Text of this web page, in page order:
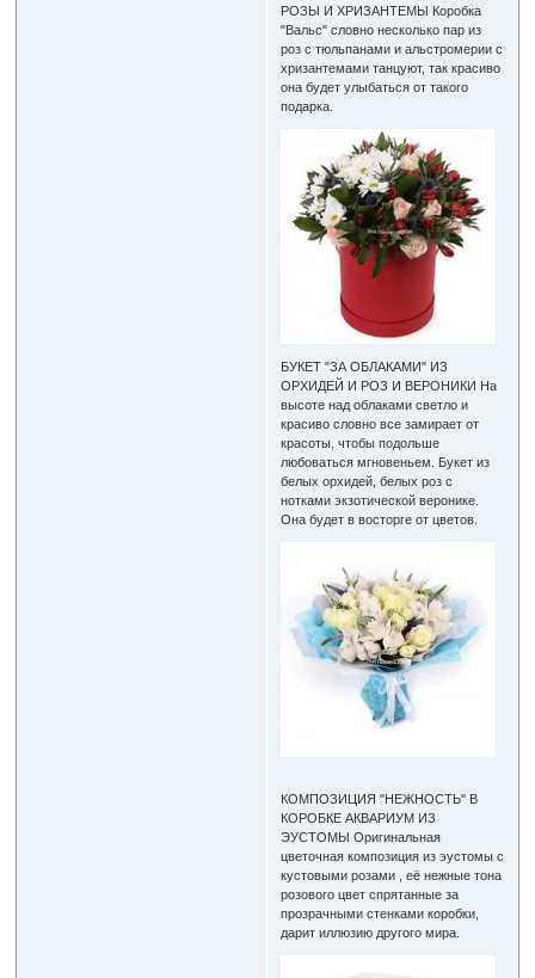
РОЗЫ И ХРИЗАНТЕМЫ Коробка
"Вальс" словно несколько пар из
роз с тюльпанами и альстромерии с
хризантемами танцуют, так красиво
она будет улыбаться от такого
подарка.
БУКЕТ "ЗА ОБЛАКАМИ" ИЗ
ОРХИДЕЙ И РОЗ И ВЕРОНИКИ На
высоте над облаками светло и
красиво словно все замирает от
красоты, чтобы подольше
любоваться мгновеньем. Букет из
белых орхидей, белых роз с
нотками экзотической веронике.
Она будет в восторге от цветов.
КОМПОЗИЦИЯ "НЕЖНОСТЬ" В
КОРОБКЕ АКВАРИУМ ИЗ
ЭУСТОМЫ Оригинальная
цветочная композиция из эустомы с
кустовыми розами , её нежные тона
розового цвет спрятанные за
прозрачными стенками коробки,
дарит иллюзию другого мира.